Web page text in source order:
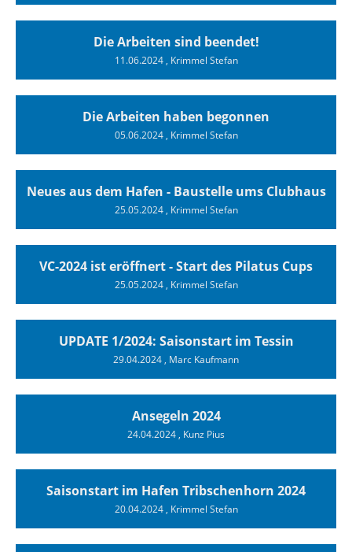
Die Arbeiten sind beendet!
11.06.2024, Krimmel Stefan
Die Arbeiten haben begonnen
05.06.2024, Krimmel Stefan
Neues aus dem Hafen - Baustelle ums Clubhaus
25.05.2024, Krimmel Stefan
VC-2024 ist eröffnert - Start des Pilatus Cups
25.05.2024, Krimmel Stefan
UPDATE 1/2024: Saisonstart im Tessin
29.04.2024, Marc Kaufmann
Ansegeln 2024
24.04.2024, Kunz Pius
Saisonstart im Hafen Tribschenhorn 2024
20.04.2024, Krimmel Stefan